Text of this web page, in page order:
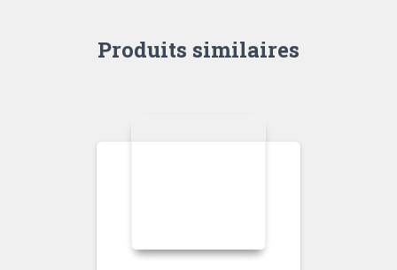
Produits similaires